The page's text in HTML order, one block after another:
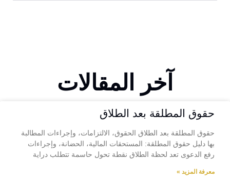
آخر المقالات
حقوق المطلقة بعد الطلاق
حقوق المطلقة بعد الطلاق الحقوق، الالتزامات، وإجراءات المطالبة
بها دليل حقوق المطلقة: المستحقات المالية، الحضانة، وإجراءات
رفع الدعوى تعد لحظة الطلاق نقطة تحول حاسمة تتطلب دراية
معرفة المزيد »